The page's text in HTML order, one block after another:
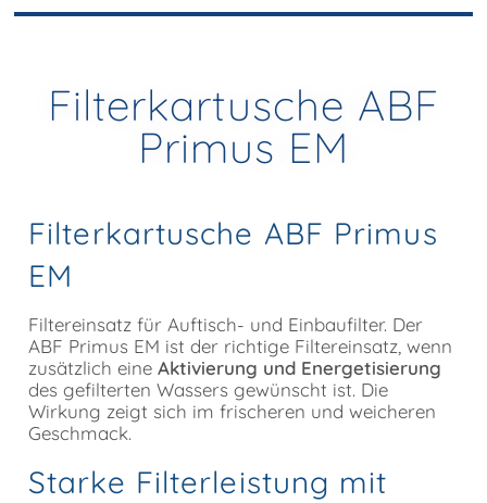
Filterkartusche ABF
Primus EM
Filterkartusche ABF Primus
EM
Filtereinsatz für Auftisch- und Einbaufilter. Der
ABF Primus EM ist der richtige Filtereinsatz, wenn
zusätzlich eineAktivierung und Energetisierung
des gefilterten Wassers gewünscht ist. Die
Wirkung zeigt sich im frischeren und weicheren
Geschmack.
Starke Filterleistung mit